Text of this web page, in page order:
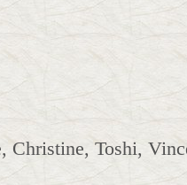
Christine, Toshi,